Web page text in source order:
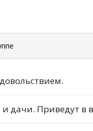
дачи. Приведут в